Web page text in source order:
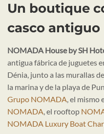
Un boutique
casco antiguo
NOMADA House by SH
antigua fábrica de juguetes
Dénia, junto a las murallas
la marina y de la playa de
Grupo NOMADA, el mismo
NOMADA, el rooftop
NOMADA Luxury Boat